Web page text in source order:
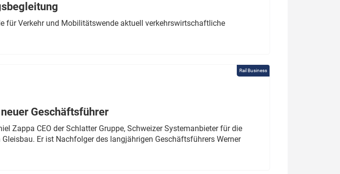
für Verkehr und Mobilitätswende aktuell verkehrswirtschaftliche
Rail Business
Geschäftsführer
Zappa CEO der Schlatter Gruppe, Schweizer Systemanbieter für die
Er ist Nachfolger des langjährigen Geschäftsführers Werner